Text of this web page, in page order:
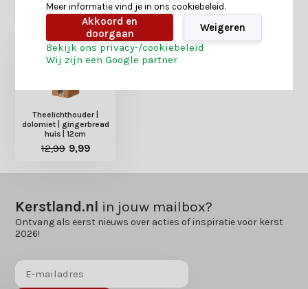
Heb je nog interesse in deze recent bekeken
Theelichthouder |
dolomiet | gingerbread
huis | 12cm
12,99 9,99
Kerstland.nl in jouw mailbox?
Ontvang als eerst nieuws over acties of inspiratie voor kerst
2026!
Meer informatie vind je in ons cookiebeleid.
Akkoord en
doorgaan
Weigeren
Bekijk ons privacy-/cookiebeleid
Wij zijn een Google partner